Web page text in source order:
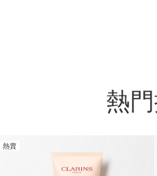
熱
跳至內容
熱賣